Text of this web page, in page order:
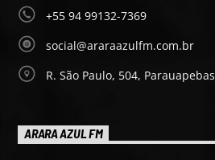
+55 94 99132-7369
social@araraazulfm.com.br
R. São Paulo, 504, Parauapebas
ARARA AZUL FM